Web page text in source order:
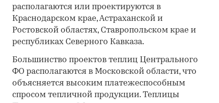
располагаются или проектируются в
Краснодарском крае, Астраханской и
Ростовской областях, Ставропольском крае и
республиках Северного Кавказа.
Большинство проектов теплиц Центрального
ФО располагаются в Московской области, что
объясняется высоким платежеспособным
спросом тепличной продукции. Теплицы